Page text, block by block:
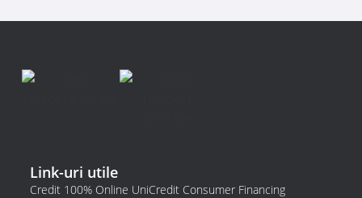
Link-uri utile
Credit 100% Online UniCredit Consumer Financing